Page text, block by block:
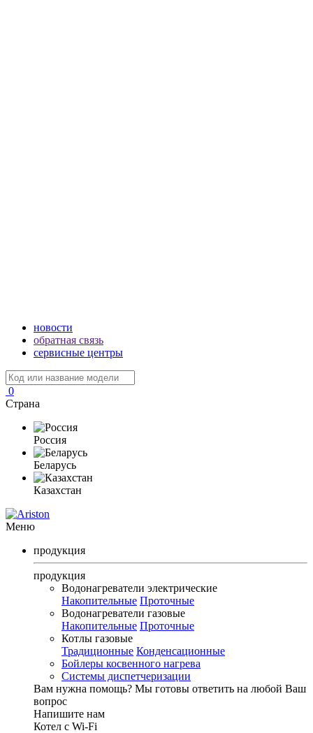
новости
обратная связь
сервисные центры
0
Страна
Россия
Беларусь
Казахстан
Меню
продукция
продукция
Водонагреватели электрические
Накопительные Проточные
Водонагреватели газовые
Накопительные Проточные
Котлы газовые
Традиционные Конденсационные
Бойлеры косвенного нагрева
Системы диспетчеризации
Вам нужна помощь? Мы готовы ответить на любой Ваш
вопрос
Напишите нам
Котел с Wi-Fi